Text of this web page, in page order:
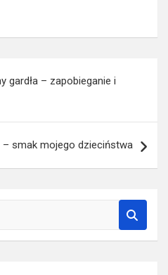
gardła – zapobieganie i
– smak mojego dzieciństwa